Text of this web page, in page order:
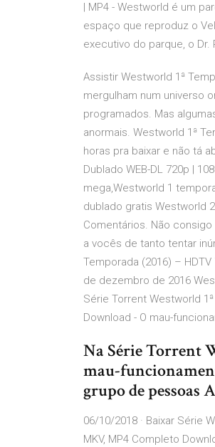
| MP4 - Westworld é um
espaço que reproduz o
executivo do parque, o Dr.
Assistir Westworld 1ª
mergulham num universo
programados. Mas
anormais. Westworld 1ª
horas pra baixar e não tá
Dublado WEB-DL 720p |
mega,Westworld 1
dublado gratis Westworld
Comentários. Não
a vocês de tanto tentar
Temporada (2016) –
de dezembro de 2016
Série Torrent Westworld
Download - O mau-
Na Série Torrent
mau-
grupo de pessoas
06/10/2018 · Baixar Série
MKV, MP4 Completo